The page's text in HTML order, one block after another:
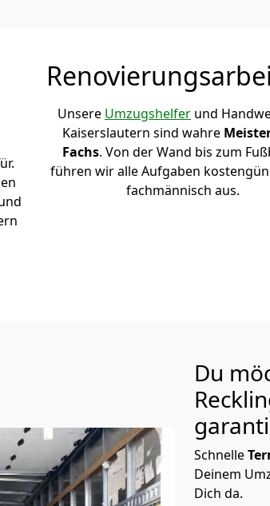
Unsere Umzugshelfer und
Kaiserslautern sind wahre
Fachs. Von der Wand bis zum
führen wir alle Aufgaben
fachmännisch aus.
Du
Schnelle
Deinem
Dich da.